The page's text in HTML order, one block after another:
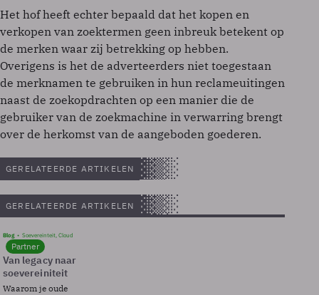
Het hof heeft echter bepaald dat het kopen en
verkopen van zoektermen geen inbreuk betekent op
de merken waar zij betrekking op hebben.
Overigens is het de adverteerders niet toegestaan
de merknamen te gebruiken in hun reclameuitingen
naast de zoekopdrachten op een manier die de
gebruiker van de zoekmachine in verwarring brengt
over de herkomst van de aangeboden goederen.
GERELATEERDE ARTIKELEN
GERELATEERDE ARTIKELEN
Blog Soevereinteit, Cloud
Partner
Van legacy naar
soevereiniteit
Waarom je oude